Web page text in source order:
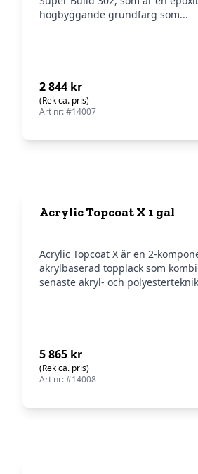
högbyggande grundfärg som...
2 844 kr
(Rek ca. pris)
Art nr: #14007
Acrylic Topcoat X 1 gal
Acrylic Topcoat X är en 2-
akrylbaserad topplack som
senaste akryl- och
5 865 kr
(Rek ca. pris)
Art nr: #14008